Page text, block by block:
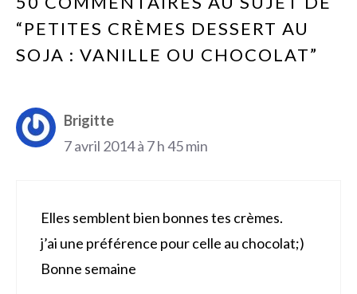
“PETITES CRÈMES DESSERT AU
SOJA : VANILLE OU CHOCOLAT”
Brigitte
7 avril 2014 à 7 h 45 min
Elles semblent bien bonnes tes crèmes.
j’ai une préférence pour celle au chocolat;)
Bonne semaine